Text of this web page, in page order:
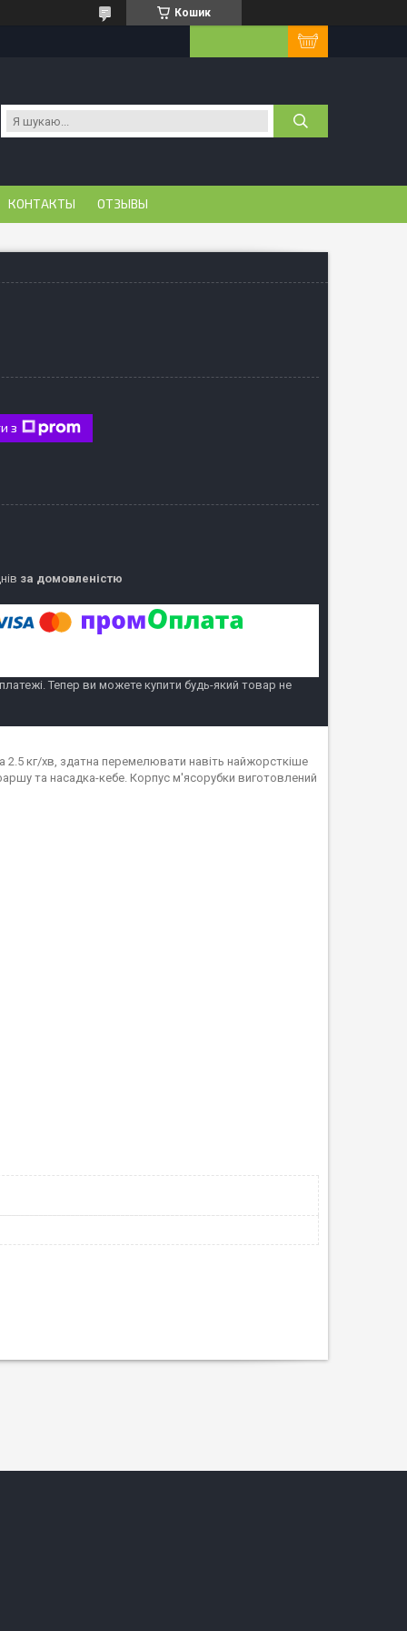
Кошик
КОНТАКТЫ ОТЗЫВЫ
з
за домовленістю
Тепер ви можете купити будь-який товар не
кг/хв, здатна перемелювати навіть найжорсткіше
та насадка-кебе. Корпус м'ясорубки виготовлений